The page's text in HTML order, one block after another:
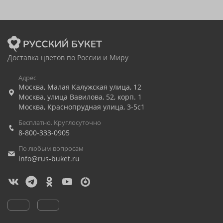
Доставка цветов по России и Миру
Адрес
Москва, Малая Калужская улица, 12
Москва, улица Вавилова, 52, корп. 1
Москва, Краснопрудная улица, 3-5с1
Бесплатно. Круглосуточно
8-800-333-0905
По любым вопросам
info@rus-buket.ru